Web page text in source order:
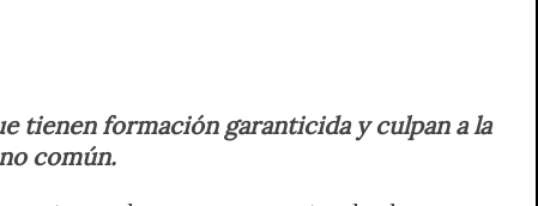
tienen formación garanticida y culpan a la
común.